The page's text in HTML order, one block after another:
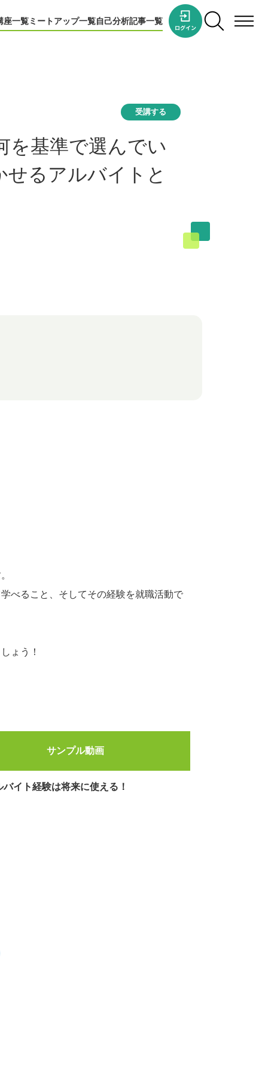
座一覧ミートアップ一覧自己分析記事一覧
受講する
を基準で選んでい
るアルバイトと
べること、そしてその経験を就職活動で
ょう！
サンプル動画
バイト経験は将来に使える！